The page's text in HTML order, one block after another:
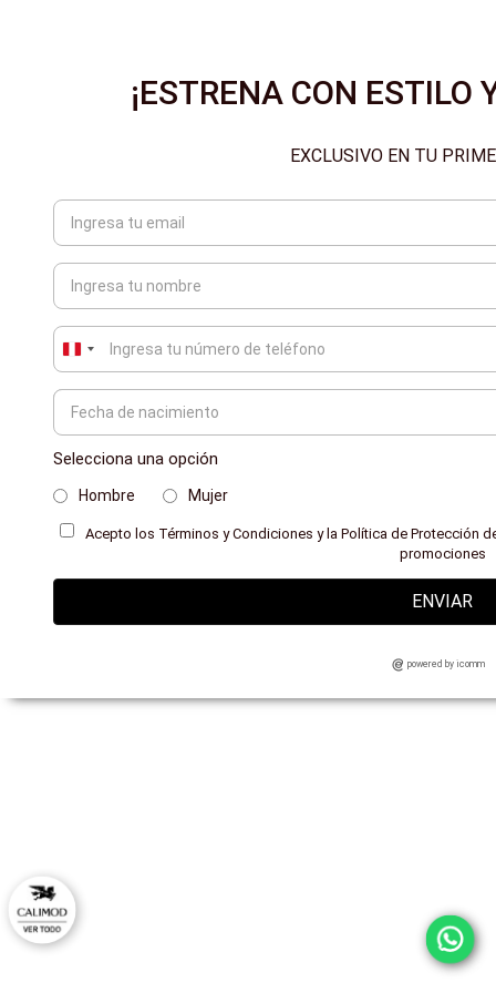
¡ESTRENA CON ESTILO
EXCLUSIVO EN TU
Peru
+51
Selecciona una opción
Hombre Mujer
Acepto los Términos y Condiciones y la Política de Protección
promociones
ENVIAR
powered by icomm